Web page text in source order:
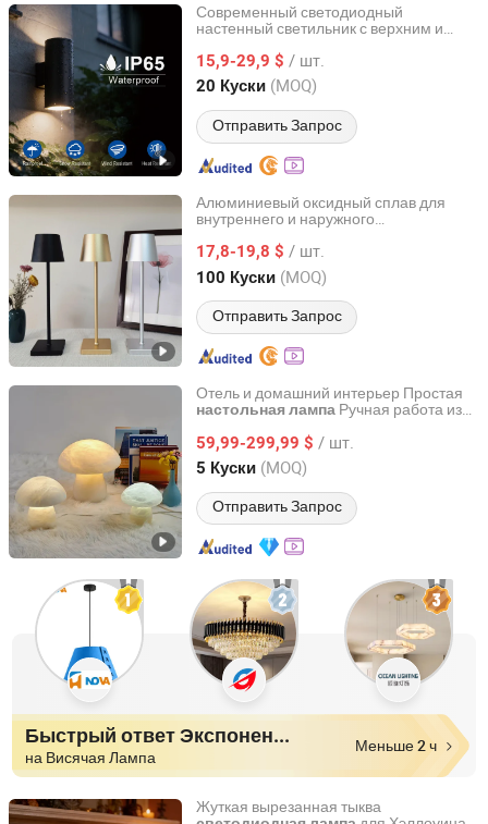
Современный светодиодный
настенный светильник с верхним и
и наружного использования
15,9-29,9 $ / шт.
20 Куски (MOQ)
Отправить Запрос
Jiangmen Synno Lighting Co., Ltd.
Guangdong, China с 2020
Алюминиевый оксидный сплав для
внутреннего и наружного
беспроводнаянастольная
LED подсветкой, зарядная
столов с USB и регулировкой яркости
17,8-19,8 $ / шт.
100 Куски (MOQ)
Отправить Запрос
Zhongshan Qixin Lighting Co., Ltd.
Guangdong, China с 2021
Отель и домашний интерьер Простая
настольная лампа Ручная работа из
освещение
59,99-299,99 $ / шт.
5 Куски (MOQ)
Отправить Запрос
Zhongshan Ocean Smart Lighting Co., Ltd
Guangdong, China с 2011
Быстрый ответ Экспоненты
на Висячая Лампа
Меньше 2 ч
Жуткая вырезанная тыква